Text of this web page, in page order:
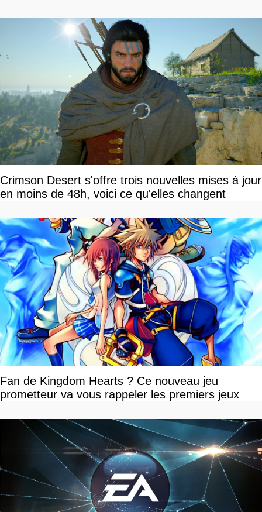
Crimson Desert s'offre trois nouvelles mises à jour
en moins de 48h, voici ce qu'elles changent
Fan de Kingdom Hearts ? Ce nouveau jeu
prometteur va vous rappeler les premiers jeux